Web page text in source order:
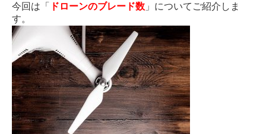
今回は「 ドローンのブレード数 」についてご紹介しま
す。